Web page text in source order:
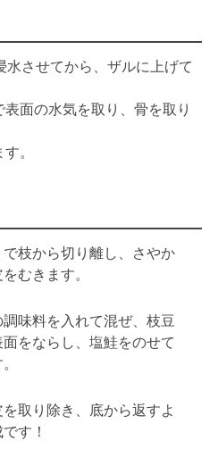
水させてから、ザルに上げて
面の水気を取り、骨を取り
。
枝から切り離し、さやか
むきます。
味料を入れて混ぜ、枝豆
をならし、塩鮭をのせて
取り除き、底から返すよ
す！